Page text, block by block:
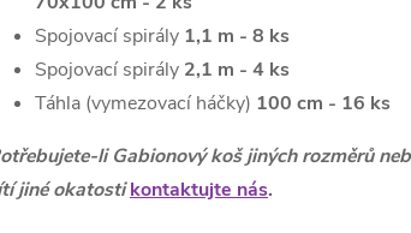
Spojovací spirály 1,1 m - 8 ks
Spojovací spirály 2,1 m - 4 ks
Táhla (vymezovací háčky) 100 cm - 16 ks
li Gabionový koš jiných rozměrů
jiné okatosti kontaktujte nás.